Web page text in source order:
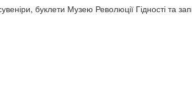
буклети Музею Революції Гідності та